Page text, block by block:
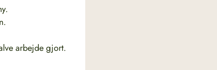
arbejde gjort.